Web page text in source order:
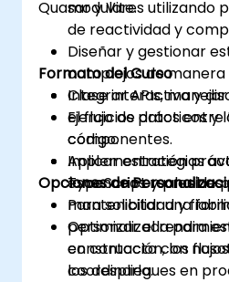
Quasar y Vite.
modulares utilizando
de reactividad y
Diseñar y gestionar
complejos de manera
Integrar APIs,
el flujo de datos
componentes.
Aplicar estrategias
TypeScript y
mantenibilidad y
Optimizar el
construcción, los
los despliegues en
Formato del Curso
Clase interactiva y
Ejercicios prácticos y
código.
Implementación
escenarios reales de
Opciones de
Para solicitar una
personalizada para
en contacto con
coordinarla.